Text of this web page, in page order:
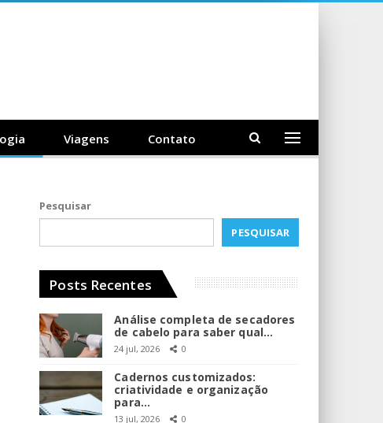
Viagens Contato
Pesquisar
PESQUISAR
Posts Recentes
Análise completa de secadores
de cabelo para saber qual…
24 jul, 2026 0
Cadernos customizados:
criatividade e organização
para…
13 jul, 2026 0